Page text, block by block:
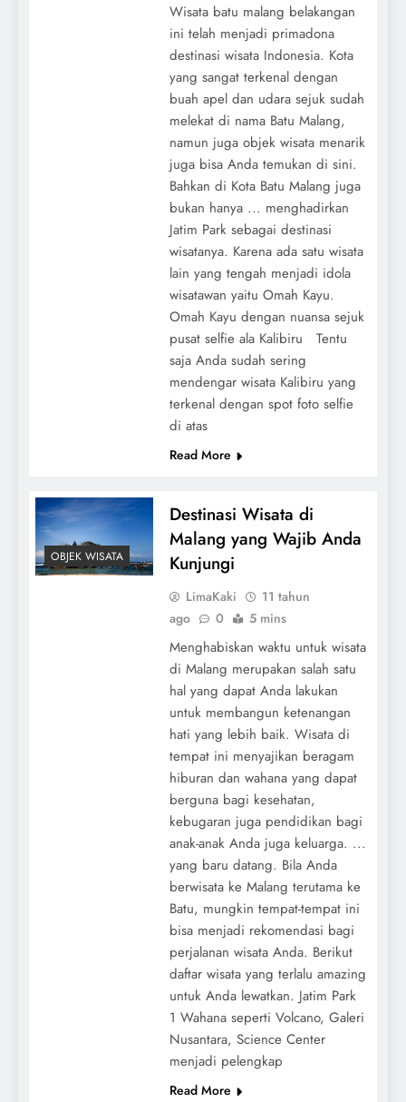
Wisata batu malang belakangan
ini telah menjadi primadona
destinasi wisata Indonesia. Kota
yang sangat terkenal dengan
buah apel dan udara sejuk sudah
melekat di nama Batu Malang,
namun juga objek wisata menarik
juga bisa Anda temukan di sini.
Bahkan di Kota Batu Malang juga
bukan hanya ... menghadirkan
Jatim Park sebagai destinasi
wisatanya. Karena ada satu wisata
lain yang tengah menjadi idola
wisatawan yaitu Omah Kayu.
Omah Kayu dengan nuansa sejuk
pusat selfie ala Kalibiru Tentu
saja Anda sudah sering
mendengar wisata Kalibiru yang
terkenal dengan spot foto selfie
di atas
Read More
OBJEK WISATA
Destinasi Wisata di
Malang yang Wajib Anda
Kunjungi
LimaKaki
11 tahun
ago
0 5 mins
Menghabiskan waktu untuk wisata
di Malang merupakan salah satu
hal yang dapat Anda lakukan
untuk membangun ketenangan
hati yang lebih baik. Wisata di
tempat ini menyajikan beragam
hiburan dan wahana yang dapat
berguna bagi kesehatan,
kebugaran juga pendidikan bagi
anak-anak Anda juga keluarga. ...
yang baru datang. Bila Anda
berwisata ke Malang terutama ke
Batu, mungkin tempat-tempat ini
bisa menjadi rekomendasi bagi
perjalanan wisata Anda. Berikut
daftar wisata yang terlalu amazing
untuk Anda lewatkan. Jatim Park
1 Wahana seperti Volcano, Galeri
Nusantara, Science Center
menjadi pelengkap
Read More